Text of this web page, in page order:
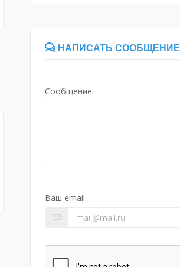
НАПИСАТЬ СООБЩЕНИЕ
Сообщение
Ваш email